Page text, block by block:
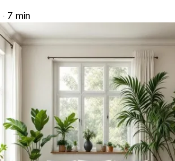
· 7 min